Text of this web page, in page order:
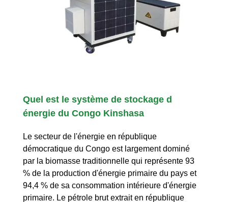
Quel est le système de stockage d
énergie du Congo Kinshasa
Le secteur de l'énergie en république
démocratique du Congo est largement dominé
par la biomasse traditionnelle qui représente 93
% de la production d'énergie primaire du pays et
94,4 % de sa consommation intérieure d'énergie
primaire. Le pétrole brut extrait en république